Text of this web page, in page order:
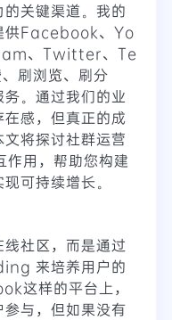
关键渠道。我的
供Facebook、Yo
、Twitter、Te
刷浏览、刷分
。通过我们的业
感，但真正的成
将探讨社群运营
用，帮助您构建
可持续增长。
社区，而是通过
来培养用户的
这样的平台上，
与，但如果没有